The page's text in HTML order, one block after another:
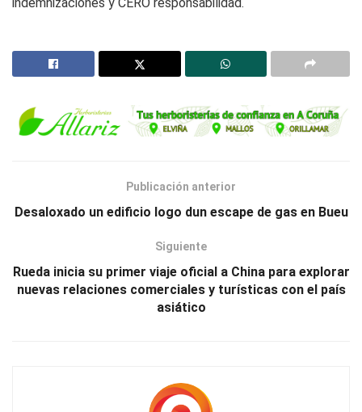
Publicación anterior
Desaloxado un edificio logo dun escape de gas en Bueu
Siguiente
Rueda inicia su primer viaje oficial a China para explorar
nuevas relaciones comerciales y turísticas con el país
asiático